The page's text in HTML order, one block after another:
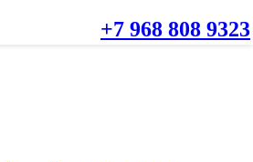
+7 968 808 9323